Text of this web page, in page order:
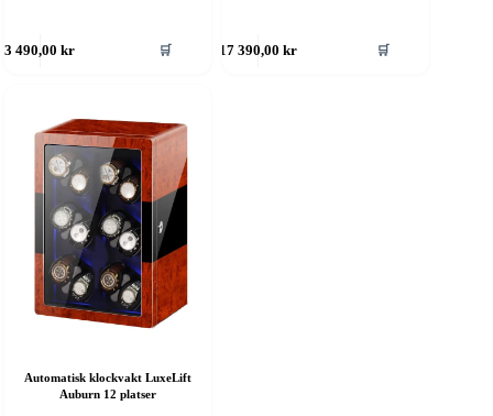
3 490,00kr 🛒 17 390,00 kr 🛒
Automatisk klockvakt LuxeLift
Auburn 12 platser